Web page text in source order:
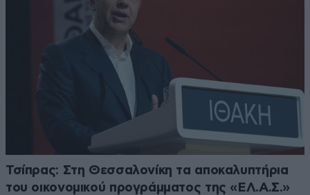
Τσίπρας: Στη Θεσσαλονίκη τα αποκαλυπτήρια
του οικονομικού προγράμματος της «ΕΛ.Α.Σ.»